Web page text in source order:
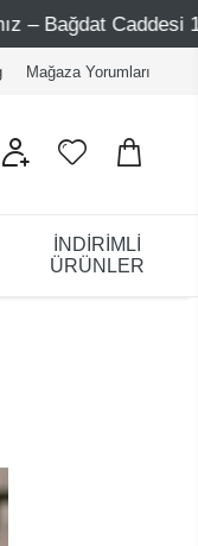
1 - Bağdat
Mağaza Yorumları
İNDİRİMLİ
ÜRÜNLER